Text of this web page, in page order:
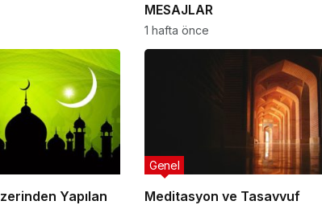
MESAJLAR
1 hafta önce
Yapılan
Meditasyon ve Tasavvuf
Genel